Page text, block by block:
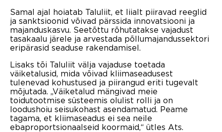
Samal ajal hoiatab Taluliit, et liialt piiravad reeglid
ja sanktsioonid võivad pärssida innovatsiooni ja
majanduskasvu. Seetõttu rõhutatakse vajadust
tasakaalu järele ja arvestada põllumajandussektori
eripärasid seaduse rakendamisel.
Lisaks tõi Taluliit välja vajaduse toetada
väiketalusid, mida võivad kliimaseadusest
tulenevad kohustused ja piirangud eriti tugevalt
mõjutada. „Väiketalud mängivad meie
toidutootmise süsteemis olulist rolli ja on
loodushoiu seisukohast asendamatud. Peame
tagama, et kliimaseadus ei sea neile
ebaproportsionaalseid koormaid,“ ütles Ats.